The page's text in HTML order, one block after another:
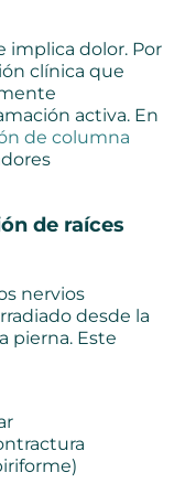
implica dolor. Por
clínica que
activa. En
de columna
de raíces
nervios
desde la
pierna. Este